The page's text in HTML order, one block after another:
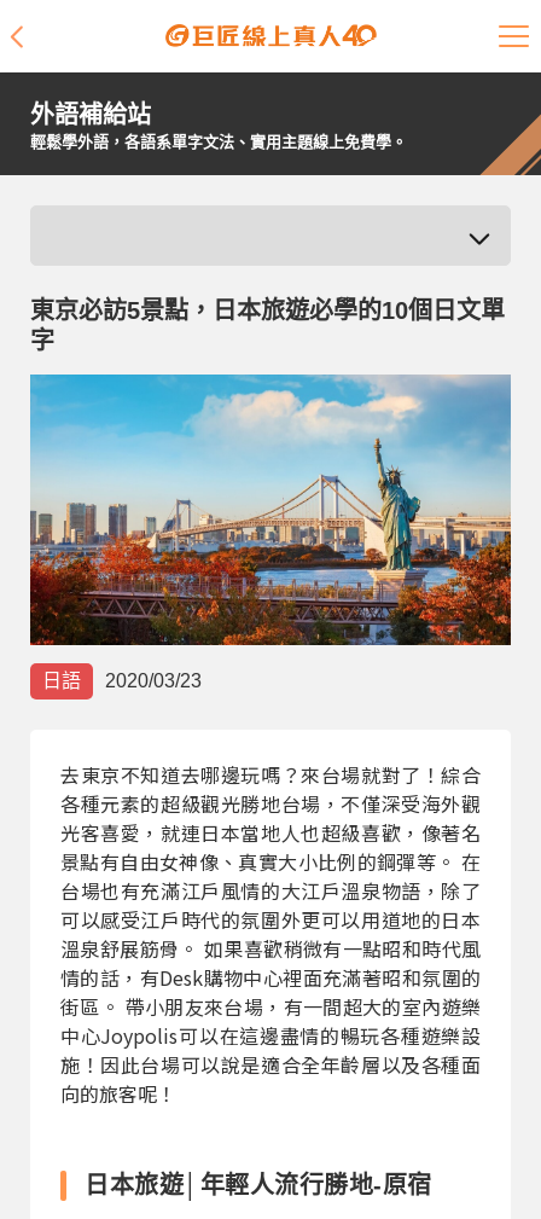
課程介紹
開課查詢
學員故事
免費資源
企業客戶
就業輔導
部落格
線上體驗
部落格 粉絲團 影音頻道
外語補給站
輕鬆學外語，各語系單字文法、實用主題線上免費學。
東京必訪5景點，日本旅遊必學的10個日文單
字
日語 2020/03/23
去東京不知道去哪邊玩嗎？來台場就對了！綜合
各種元素的超級觀光勝地台場，不僅深受海外觀
光客喜愛，就連日本當地人也超級喜歡，像著名
景點有自由女神像、真實大小比例的鋼彈等。 在
台場也有充滿江戶風情的大江戶溫泉物語，除了
可以感受江戶時代的氛圍外更可以用道地的日本
溫泉舒展筋骨。 如果喜歡稍微有一點昭和時代風
情的話，有Desk購物中心裡面充滿著昭和氛圍的
街區。 帶小朋友來台場，有一間超大的室內遊樂
中心Joypolis可以在這邊盡情的暢玩各種遊樂設
施！因此台場可以說是適合全年齡層以及各種面
向的旅客呢！
日本旅遊│年輕人流行勝地-原宿